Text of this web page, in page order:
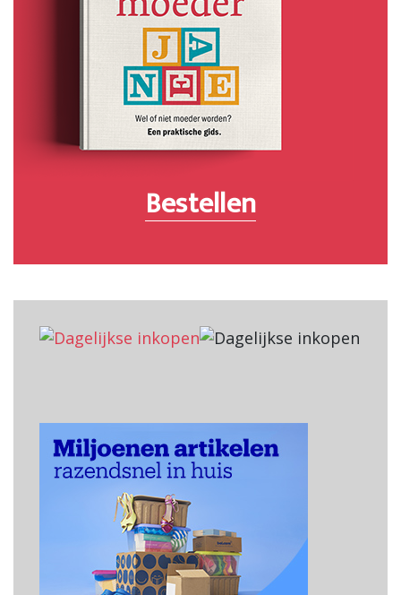
Bestellen